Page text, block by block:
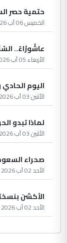
حتمية حصر
الخميس 06 آب 2026
عاشُورْاءُ..
الأربعاء 05 آب 2026
اليوم الحادي
الأثنين 03 آب 2026
لماذا تبدو
الأثنين 03 آب 2026
صحراء
الأحد 02 آب 2026
الأكشن
الأحد 02 آب 2026